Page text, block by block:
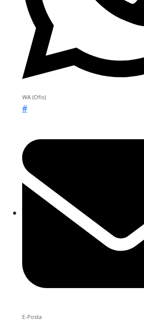
WA (Ofis)
#
E-Posta